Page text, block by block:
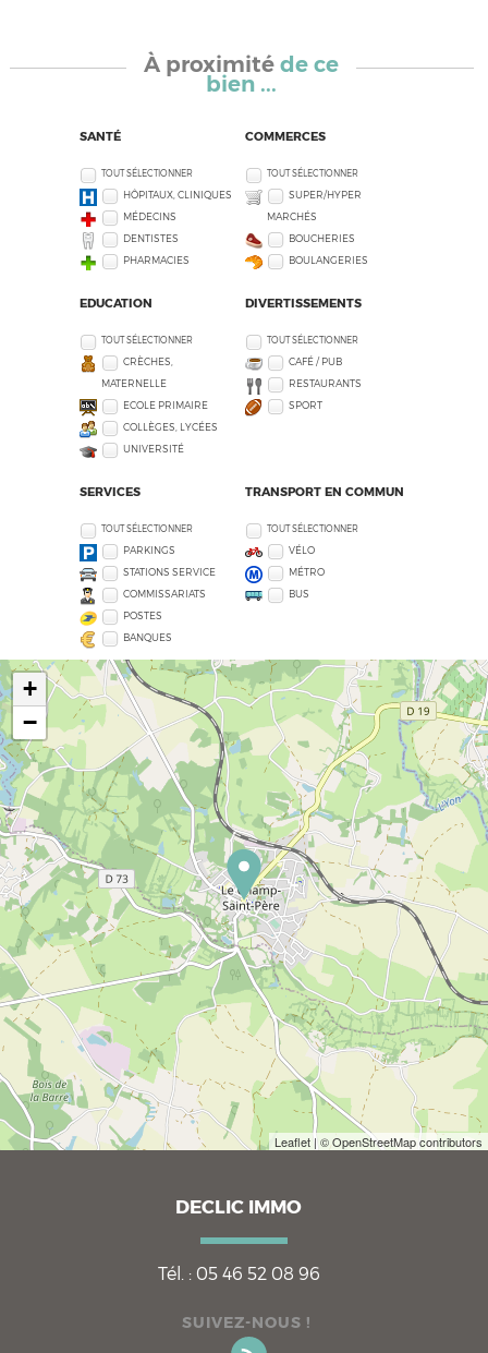
À proximitéde ce
bien ...
SANTÉ
TOUT SÉLECTIONNER
HÔPITAUX, CLINIQUES
MÉDECINS
DENTISTES
PHARMACIES
COMMERCES
TOUT SÉLECTIONNER
SUPER/HYPER
MARCHÉS
BOUCHERIES
BOULANGERIES
EDUCATION
TOUT SÉLECTIONNER
CRÈCHES,
MATERNELLE
ECOLE PRIMAIRE
COLLÈGES, LYCÉES
UNIVERSITÉ
DIVERTISSEMENTS
TOUT SÉLECTIONNER
CAFÉ / PUB
RESTAURANTS
SPORT
SERVICES
TOUT SÉLECTIONNER
PARKINGS
STATIONS SERVICE
COMMISSARIATS
POSTES
BANQUES
TRANSPORT EN COMMUN
TOUT SÉLECTIONNER
VÉLO
MÉTRO
BUS
+
−
Leaflet | © OpenStreetMap contributors
DECLIC IMMO
Tél. : 05 46 52 08 96
SUIVEZ-NOUS !